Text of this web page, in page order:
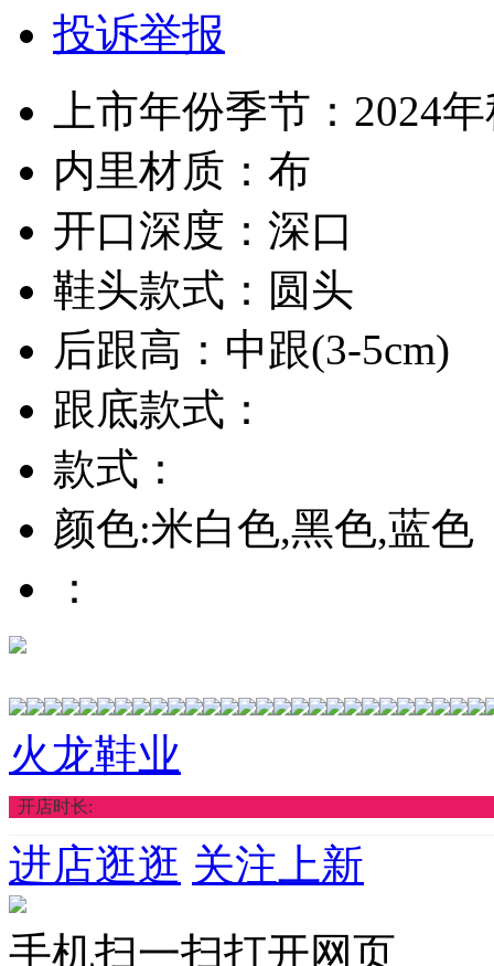
投诉举报
上市年份季节：2024
内里材质：布
开口深度：深口
鞋头款式：圆头
后跟高：中跟(3-5cm)
跟底款式：
款式：
颜色:米白色,黑色,蓝色
：
火龙鞋业
开店时长:
进店逛逛 关注上新
手机扫一扫打开网页